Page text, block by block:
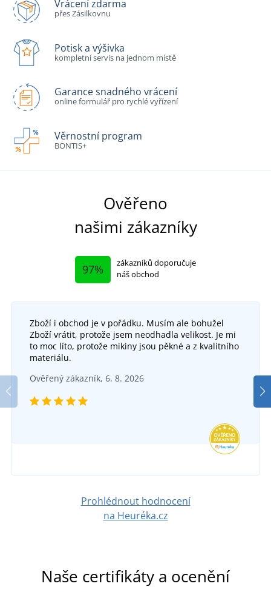
Vrácení zdarma
přes Zásilkovnu
Potisk a výšivka
kompletní servis na jednom místě
Garance snadného vrácení
online formulář pro rychlé vyřízení
Věrnostní program
BONTIS+
Ověřeno
našimi zákazníky
97%
zákazníků doporučuje
náš obchod
Zboží i obchod je v pořádku. Musím ale bohužel
Zboží vrátit, protože jsem neodhadla velikost. Je mi
to moc líto, protože mikiny jsou pěkné a z kvalitního
materiálu.
Ověřený zákazník, 6. 8. 2026
Prohlédnout hodnocení
na Heuréka.cz
Naše certifikáty a ocenění